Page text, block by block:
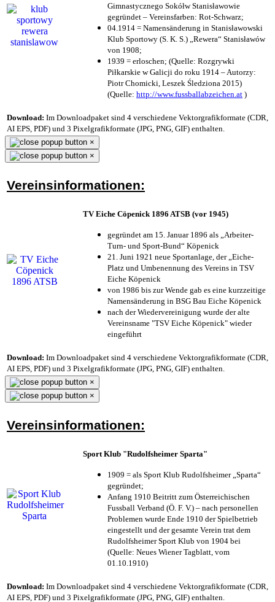
Gimnastycznego Sokółw Stanisławowie
gegründet – Vereinsfarben: Rot-Schwarz;
04.1914 = Namensänderung in Stanisławowski
Klub Sportowy (S. K. S.) „Rewera“ Stanisławów
von 1908;
1939 = erloschen; (Quelle: Rozgrywki
Piłkarskie w Galicji do roku 1914 – Autorzy:
Piotr Chomicki, Leszek Śledziona 2015)
(Quelle: http://www.fussballabzeichen.at )
Download: Im Downloadpaket sind 4 verschiedene Vektorgrafikformate (CDR,
AI EPS, PDF) und 3 Pixelgrafikformate (JPG, PNG, GIF) enthalten.
×
×
Vereinsinformationen:
TV Eiche Cöpenick 1896 ATSB (vor 1945)
gegründet am 15. Januar 1896 als „Arbeiter-
Turn- und Sport-Bund“ Köpenick
21. Juni 1921 neue Sportanlage, der „Eiche-
Platz und Umbenennung des Vereins in TSV
Eiche Köpenick
von 1986 bis zur Wende gab es eine kurzzeitige
Namensänderung in BSG Bau Eiche Köpenick
nach der Wiedervereinigung wurde der alte
Vereinsname "TSV Eiche Köpenick" wieder
eingeführt
Download: Im Downloadpaket sind 4 verschiedene Vektorgrafikformate (CDR,
AI EPS, PDF) und 3 Pixelgrafikformate (JPG, PNG, GIF) enthalten.
×
×
Vereinsinformationen:
Sport Klub "Rudolfsheimer Sparta"
1909 = als Sport Klub Rudolfsheimer „Sparta“
gegründet;
Anfang 1910 Beitritt zum Österreichischen
Fussball Verband (Ö. F. V.) – nach personellen
Problemen wurde Ende 1910 der Spielbetrieb
eingestellt und der gesamte Verein trat dem
Rudolfsheimer Sport Klub von 1904 bei
(Quelle: Neues Wiener Tagblatt, vom
01.10.1910)
Download: Im Downloadpaket sind 4 verschiedene Vektorgrafikformate (CDR,
AI EPS, PDF) und 3 Pixelgrafikformate (JPG, PNG, GIF) enthalten.